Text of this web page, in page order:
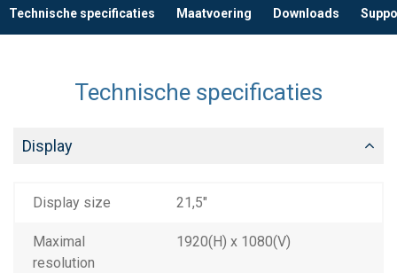
Technische specificaties Maatvoering Downloads
Technische specificaties
Display
Display size 21,5"
Maximal
resolution
1920(H) x 1080(V)